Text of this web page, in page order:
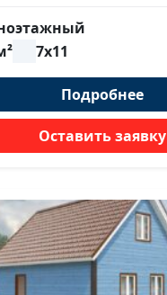
7х11
Подробнее
Оставить заявку